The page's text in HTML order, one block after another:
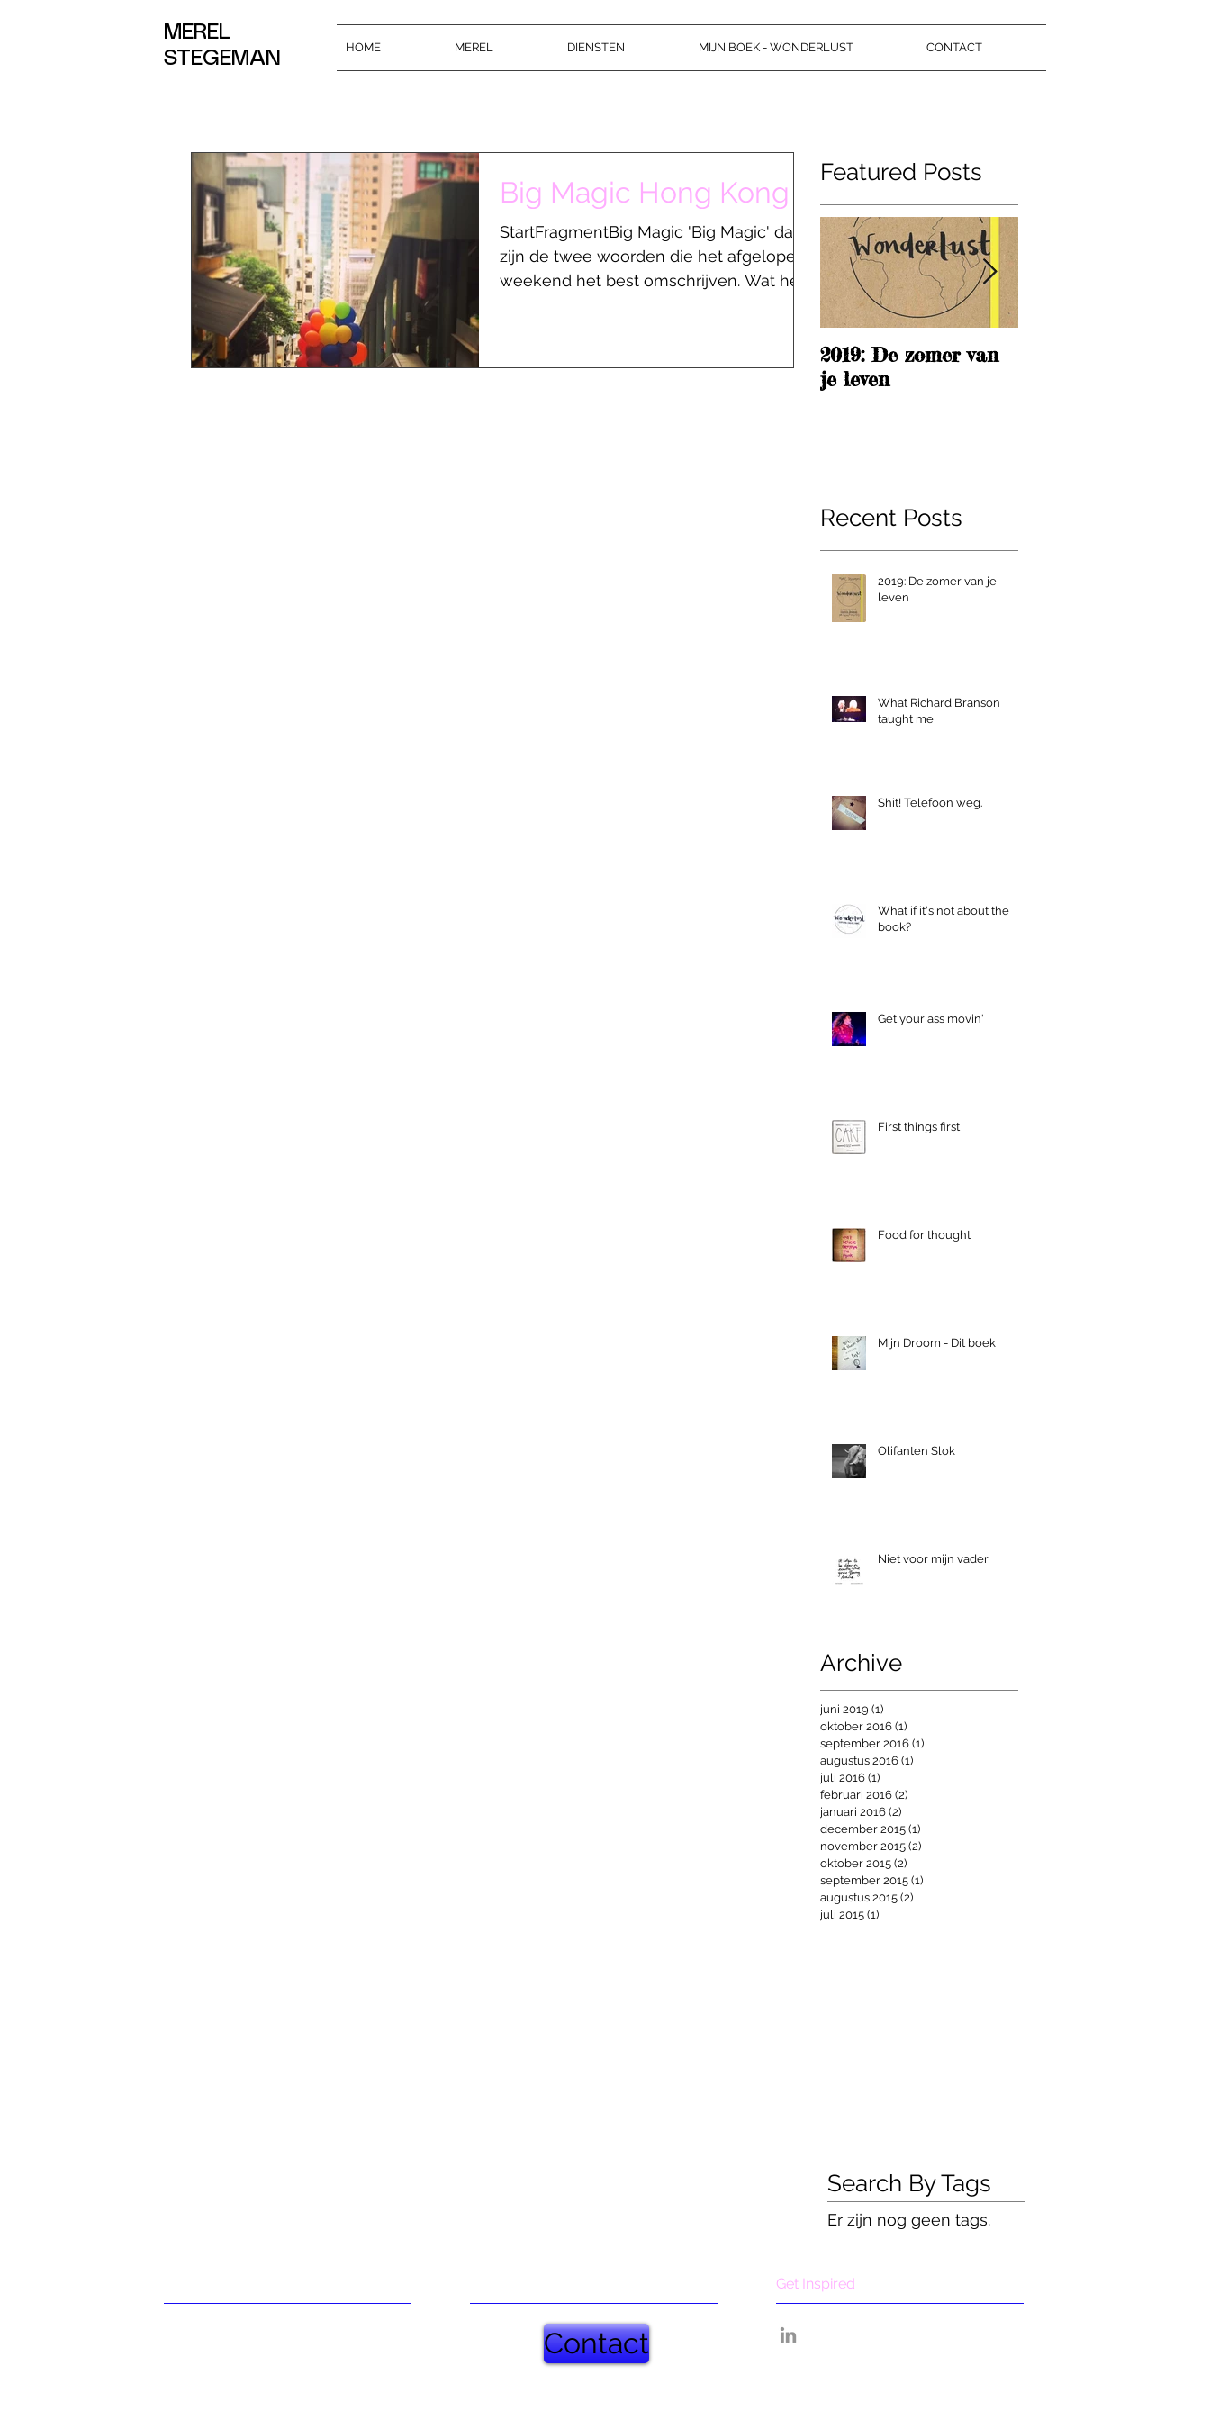
MEREL
STEGEMAN
HOME MEREL DIENSTEN MIJN BOEK - WONDERLUST CONTACT
Big Magic Hong Kong
StartFragmentBig Magic 'Big Magic' dat
zijn de twee woorden die het afgelopen
weekend het best omschrijven. Wat heb
Featured Posts
2019: De zomer van
je leven
Recent Posts
2019: De zomer van je
leven
What Richard Branson
taught me
Shit! Telefoon weg.
What if it's not about the
book?
Get your ass movin'
First things first
Food for thought
Mijn Droom - Dit boek
Olifanten Slok
Niet voor mijn vader
Archive
juni 2019 (1)
oktober 2016 (1)
september 2016 (1)
augustus 2016 (1)
juli 2016 (1)
februari 2016 (2)
januari 2016 (2)
december 2015 (1)
november 2015 (2)
oktober 2015 (2)
september 2015 (1)
augustus 2015 (2)
juli 2015 (1)
Search By Tags
Er zijn nog geen tags.
Get Inspired
Contact